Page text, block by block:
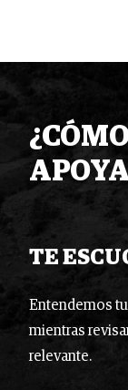
TE
Entendemos
mientras
relevante.